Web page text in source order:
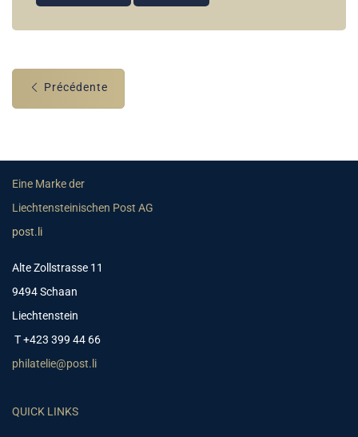
Précédente
Eine Marke der
Liechtensteinischen Post AG
post.li
Alte Zollstrasse 11
9494 Schaan
Liechtenstein
T +423 399 44 66
philatelie@post.li
QUICK LINKS